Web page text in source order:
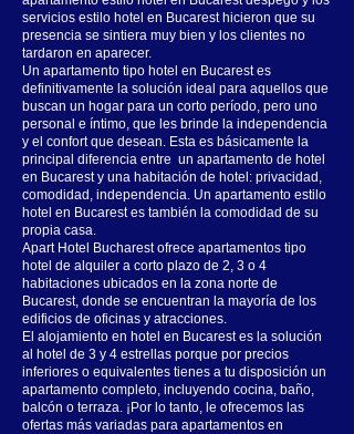
servicios estilo hotel en Bucarest hicieron que su
presencia se sintiera muy bien y los clientes no
tardaron en aparecer.
Un apartamento tipo hotel en Bucarest es
definitivamente la solución ideal para aquellos que
buscan un hogar para un corto período, pero uno
personal e íntimo, que les brinde la independencia
y el confort que desean. Esta es básicamente la
principal diferencia entre un apartamento de hotel
en Bucarest y una habitación de hotel: privacidad,
comodidad, independencia. Un apartamento estilo
hotel en Bucarest es también la comodidad de su
propia casa.
Apart Hotel Bucharest ofrece apartamentos tipo
hotel de alquiler a corto plazo de 2, 3 o 4
habitaciones ubicados en la zona norte de
Bucarest, donde se encuentran la mayoría de los
edificios de oficinas y atracciones.
El alojamiento en hotel en Bucarest es la solución
al hotel de 3 y 4 estrellas porque por precios
inferiores o equivalentes tienes a tu disposición un
apartamento completo, incluyendo cocina, baño,
balcón o terraza. ¡Por lo tanto, le ofrecemos las
ofertas más variadas para apartamentos en